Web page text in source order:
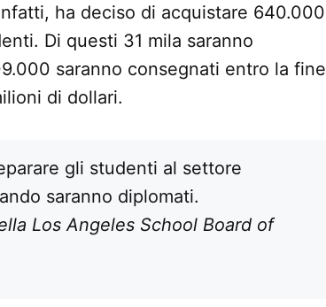
ha deciso di acquistare 640.000
Di questi 31 mila saranno
saranno consegnati entro la fine
di dollari.
gli studenti al settore
saranno diplomati.
Los Angeles School Board of